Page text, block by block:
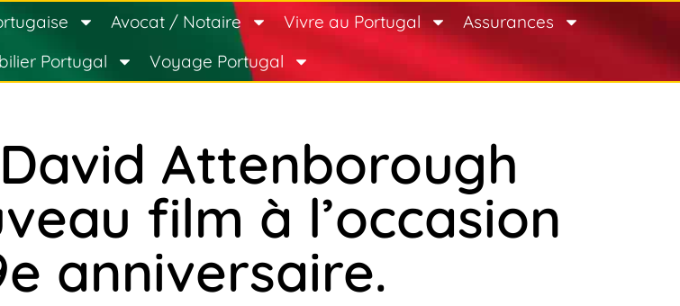
Avocat / Notaire Vivre au Portugal
Assurances
Portugal
Voyage Portugal
Attenborough
film à l’occasion
anniversaire.